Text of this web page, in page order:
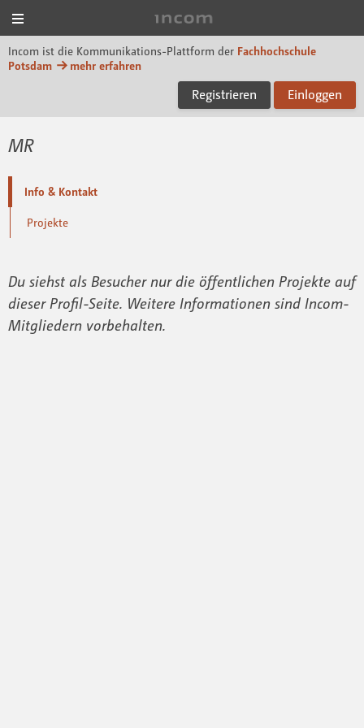
Incom ist die Kommunikations-Plattform der Fachhochschule
Potsdam
mehr erfahren
Registrieren Einloggen
MR
Info & Kontakt
Projekte
Du siehst als Besucher nur die öffentlichen Projekte auf
dieser Profil-Seite. Weitere Informationen sind Incom-
Mitgliedern vorbehalten.